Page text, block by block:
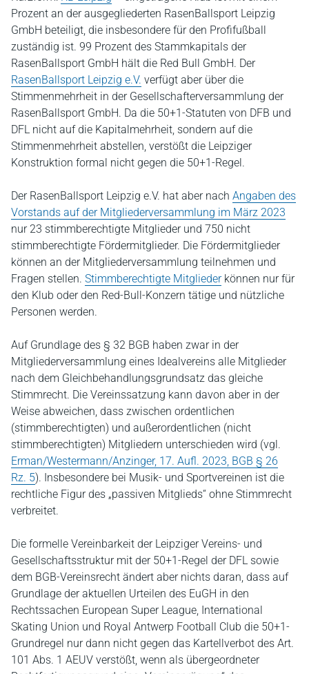
Prozent an der ausgegliederten RasenBallsport Leipzig
GmbH beteiligt, die insbesondere für den Profifußball
zuständig ist. 99 Prozent des Stammkapitals der
RasenBallsport GmbH hält die Red Bull GmbH. Der
RasenBallsport Leipzig e.V. verfügt aber über die
Stimmenmehrheit in der Gesellschafterversammlung der
RasenBallsport GmbH. Da die 50+1-Statuten von DFB und
DFL nicht auf die Kapitalmehrheit, sondern auf die
Stimmenmehrheit abstellen, verstößt die Leipziger
Konstruktion formal nicht gegen die 50+1-Regel.
Der RasenBallsport Leipzig e.V. hat aber nach Angaben des
Vorstands auf der Mitgliederversammlung im März 2023
nur 23 stimmberechtigte Mitglieder und 750 nicht
stimmberechtigte Fördermitglieder. Die Fördermitglieder
können an der Mitgliederversammlung teilnehmen und
Fragen stellen. Stimmberechtigte Mitgliederkönnen nur für
den Klub oder den Red-Bull-Konzern tätige und nützliche
Personen werden.
Auf Grundlage des § 32 BGB haben zwar in der
Mitgliederversammlung eines Idealvereins alle Mitglieder
nach dem Gleichbehandlungsgrundsatz das gleiche
Stimmrecht. Die Vereinssatzung kann davon aber in der
Weise abweichen, dass zwischen ordentlichen
(stimmberechtigten) und außerordentlichen (nicht
stimmberechtigten) Mitgliedern unterschieden wird (vgl.
Erman/Westermann/Anzinger, 17. Aufl. 2023, BGB § 26
Rz. 5). Insbesondere bei Musik- und Sportvereinen ist die
rechtliche Figur des „passiven Mitglieds“ ohne Stimmrecht
verbreitet.
Die formelle Vereinbarkeit der Leipziger Vereins- und
Gesellschaftsstruktur mit der 50+1-Regel der DFL sowie
dem BGB-Vereinsrecht ändert aber nichts daran, dass auf
Grundlage der aktuellen Urteilen des EuGH in den
Rechtssachen European Super League, International
Skating Union und Royal Antwerp Football Club die 50+1-
Grundregel nur dann nicht gegen das Kartellverbot des Art.
101 Abs. 1 AEUV verstößt, wenn als übergeordneter